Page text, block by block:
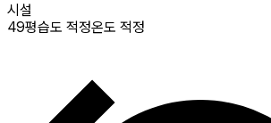
시설
49평습도 적정온도 적정